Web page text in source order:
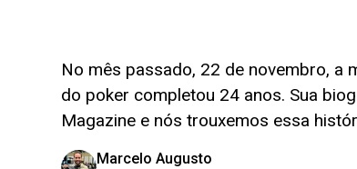
No mês passado, 22 de novembro, a
do poker completou 24 anos. Sua
Magazine e nós trouxemos essa
Marcelo Augusto